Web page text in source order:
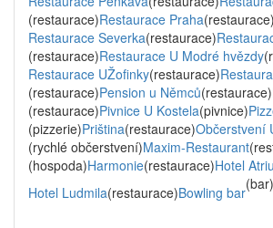
(restaurace)Restaurace Praha(restaurace)
Restaurace Severka(restaurace)
(restaurace)Restaurace U Modré hvězdy
Restaurace UŽofinky(restaurace)
(restaurace)Pension u Němců(restaurace)
(restaurace)Pivnice U Kostela(pivnice)
(pizzerie)Priština(restaurace)Občerstvení
(rychlé občerstvení)Maxim-Restaurant
(hospoda)Harmonie(restaurace)Hotel
Hotel Ludmila(restaurace)Bowling bar(bar)